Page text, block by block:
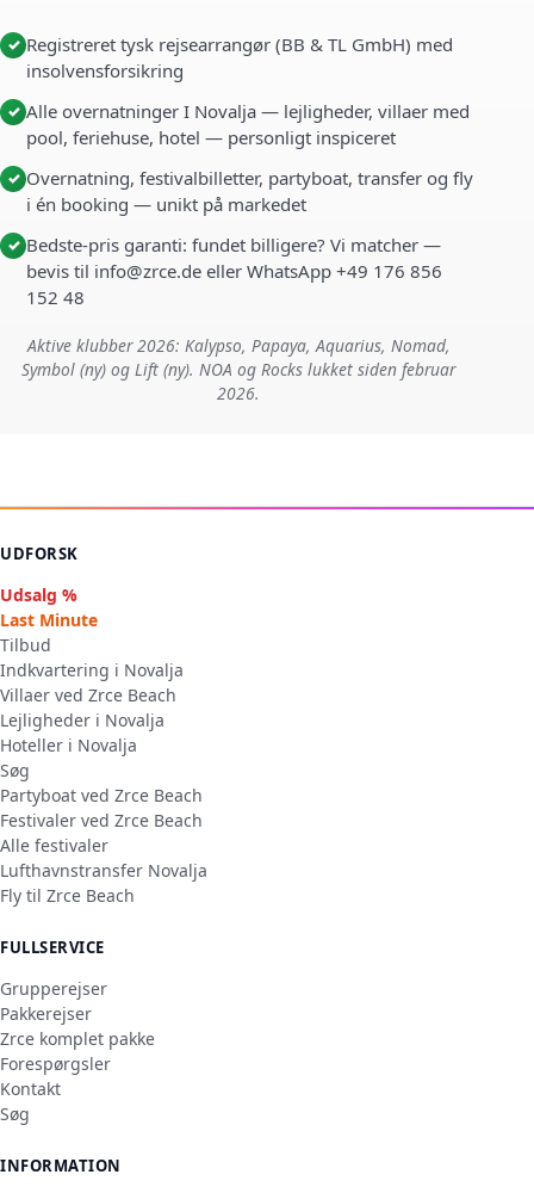
✓ Registreret tysk rejsearrangør (BB & TL GmbH) med
insolvensforsikring
✓ Alle overnatninger I Novalja — lejligheder, villaer med
pool, feriehuse, hotel — personligt inspiceret
✓ Overnatning, festivalbilletter, partyboat, transfer og fly
i én booking — unikt på markedet
✓ Bedste-pris garanti: fundet billigere? Vi matcher —
bevis til info@zrce.de eller WhatsApp +49 176 856
152 48
Aktive klubber 2026: Kalypso, Papaya, Aquarius, Nomad,
Symbol (ny) og Lift (ny). NOA og Rocks lukket siden februar
2026.
UDFORSK
Udsalg %
Last Minute
Tilbud
Indkvartering i Novalja
Villaer ved Zrce Beach
Lejligheder i Novalja
Hoteller i Novalja
Søg
Partyboat ved Zrce Beach
Festivaler ved Zrce Beach
Alle festivaler
Lufthavnstransfer Novalja
Fly til Zrce Beach
FULLSERVICE
Grupperejser
Pakkerejser
Zrce komplet pakke
Forespørgsler
Kontakt
Søg
INFORMATION